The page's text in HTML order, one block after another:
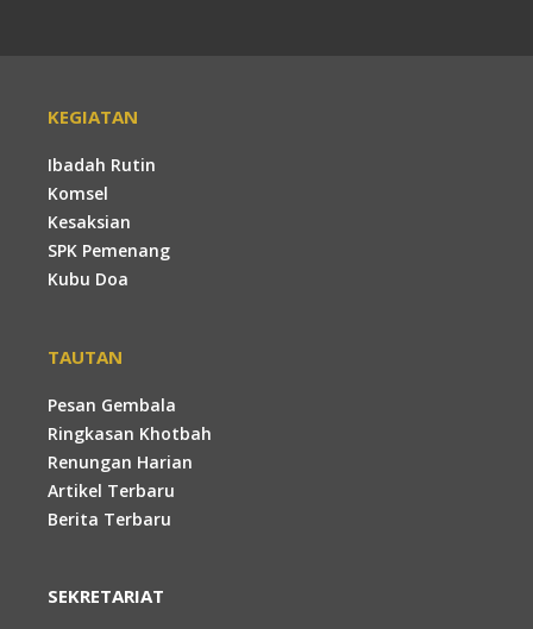
KEGIATAN
Ibadah Rutin
Komsel
Kesaksian
SPK Pemenang
Kubu Doa
TAUTAN
Pesan Gembala
Ringkasan Khotbah
Renungan Harian
Artikel Terbaru
Berita Terbaru
SEKRETARIAT